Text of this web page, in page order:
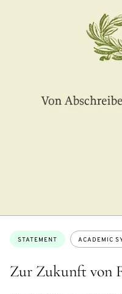
Zur Zukunft von
Topics:
STATEMENT ACADEMIC